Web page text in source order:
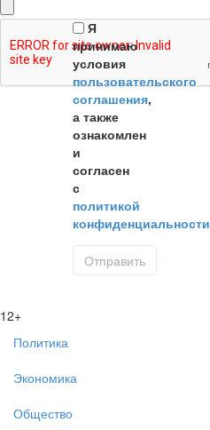
Я
принимаю
условия
пользовательского
соглашения,
а также
ознакомлен
и
согласен
с
политикой
конфиденциальности
12+
Политика
Экономика
Общество